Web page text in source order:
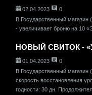
02.04.2023
0
В Государственный
- увеличивает броню на 10
НОВЫЙ СВИТОК -
01.04.2023
0
В Государственный магазин
скорость восстановления
годности: 30 дн.